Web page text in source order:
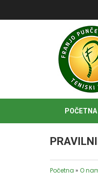
POČETNA
Početna » O